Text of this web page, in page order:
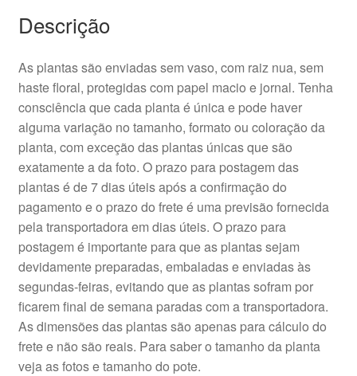
Descrição
As plantas são enviadas sem vaso, com raiz nua, sem
haste floral, protegidas com papel macio e jornal. Tenha
consciência que cada planta é única e pode haver
alguma variação no tamanho, formato ou coloração da
planta, com exceção das plantas únicas que são
exatamente a da foto. O prazo para postagem das
plantas é de 7 dias úteis após a confirmação do
pagamento e o prazo do frete é uma previsão fornecida
pela transportadora em dias úteis. O prazo para
postagem é importante para que as plantas sejam
devidamente preparadas, embaladas e enviadas às
segundas-feiras, evitando que as plantas sofram por
ficarem final de semana paradas com a transportadora.
As dimensões das plantas são apenas para cálculo do
frete e não são reais. Para saber o tamanho da planta
veja as fotos e tamanho do pote.